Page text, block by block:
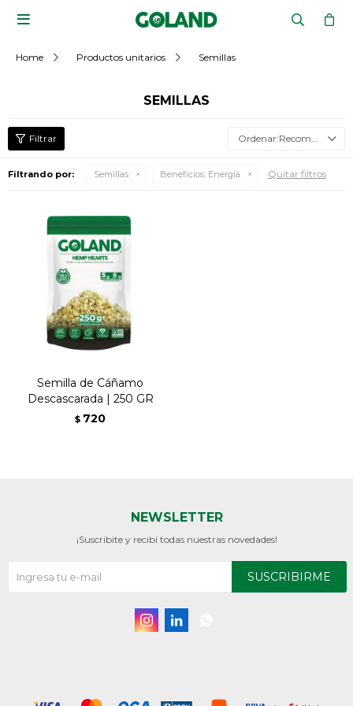

Home Productos unitarios Semillas
SEMILLAS
Recomendados
Filtrando por: Semillas Beneficios: Energía Quitar filtros
Semilla de Cáñamo
Descascarada | 250 GR
$ 720
NEWSLETTER
¡Suscribite y recibí todas nuestras novedades!
SUSCRIBIRME
 